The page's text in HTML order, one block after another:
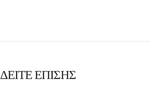
ΔΕΙΤΕ ΕΠΙΣΗΣ